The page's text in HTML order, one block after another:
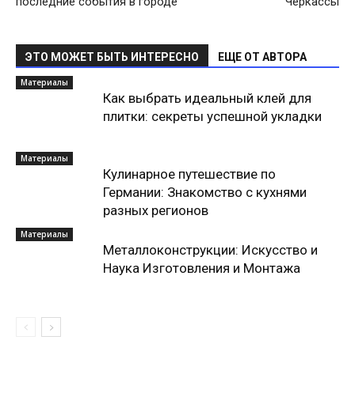
ЭТО МОЖЕТ БЫТЬ ИНТЕРЕСНО ЕЩЕ ОТ АВТОРА
Материалы
Как выбрать идеальный клей для
плитки: секреты успешной укладки
Материалы
Кулинарное путешествие по
Германии: Знакомство с кухнями
разных регионов
Материалы
Металлоконструкции: Искусство и
Наука Изготовления и Монтажа